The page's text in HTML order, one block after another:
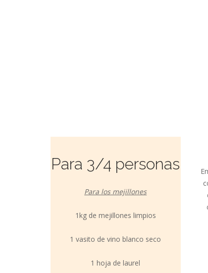
Para 3/4 personas
Para los mejillones
1kg de mejillones limpios
1 vasito de vino blanco seco
1 hoja de laurel